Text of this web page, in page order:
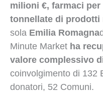
milioni €, farmaci per
tonnellate di prodotti
sola Emilia Romagna
Minute Market ha
valore complessivo
coinvolgimento di 132
donatori, 52 Comuni.